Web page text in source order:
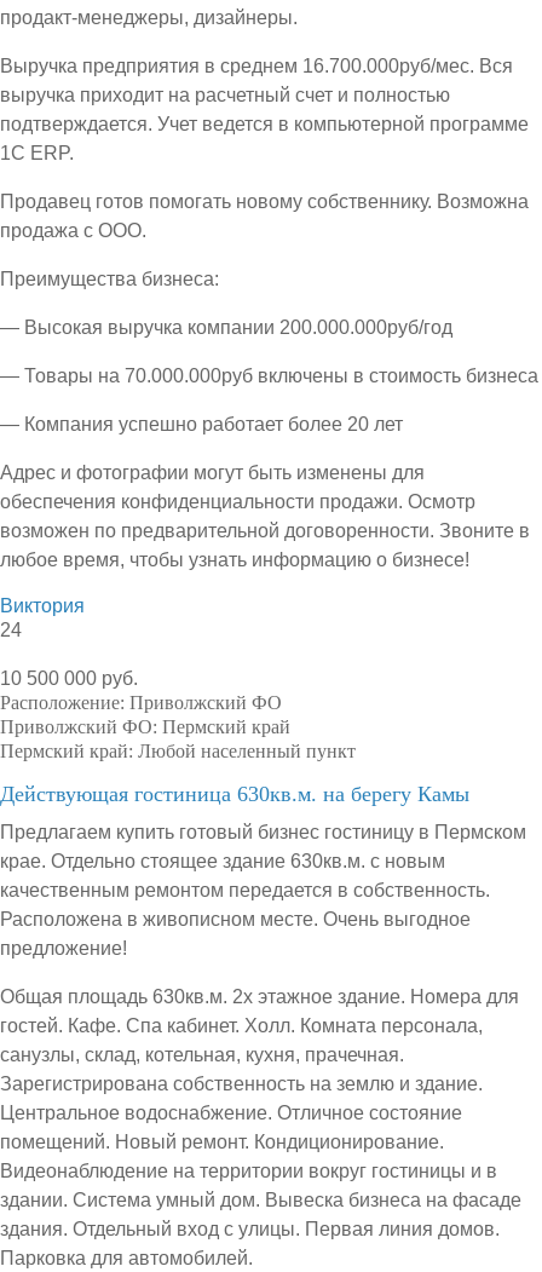
продакт-менеджеры, дизайнеры.
Выручка предприятия в среднем 16.700.000руб/мес. Вся
выручка приходит на расчетный счет и полностью
подтверждается. Учет ведется в компьютерной программе
1С ЕRP.
Продавец готов помогать новому собственнику. Возможна
продажа с ООО.
Преимущества бизнеса:
— Высокая выручка компании 200.000.000руб/год
— Товары на 70.000.000руб включены в стоимость бизнеса
— Компания успешно работает более 20 лет
Адрес и фотографии могут быть изменены для
обеспечения конфиденциальности продажи. Осмотр
возможен по предварительной договоренности. Звоните в
любое время, чтобы узнать информацию о бизнесе!
Виктория
24
10 500 000 руб.
Расположение: Приволжский ФО
Приволжский ФО: Пермский край
Пермский край: Любой населенный пункт
Действующая гостиница 630кв.м. на берегу Камы
Предлагаем купить готовый бизнес гостиницу в Пермском
крае. Отдельно стоящее здание 630кв.м. с новым
качественным ремонтом передается в собственность.
Расположена в живописном месте. Очень выгодное
предложение!
Общая площадь 630кв.м. 2х этажное здание. Номера для
гостей. Кафе. Спа кабинет. Холл. Комната персонала,
санузлы, склад, котельная, кухня, прачечная.
Зарегистрирована собственность на землю и здание.
Центральное водоснабжение. Отличное состояние
помещений. Новый ремонт. Кондиционирование.
Видеонаблюдение на территории вокруг гостиницы и в
здании. Система умный дом. Вывеска бизнеса на фасаде
здания. Отдельный вход с улицы. Первая линия домов.
Парковка для автомобилей.